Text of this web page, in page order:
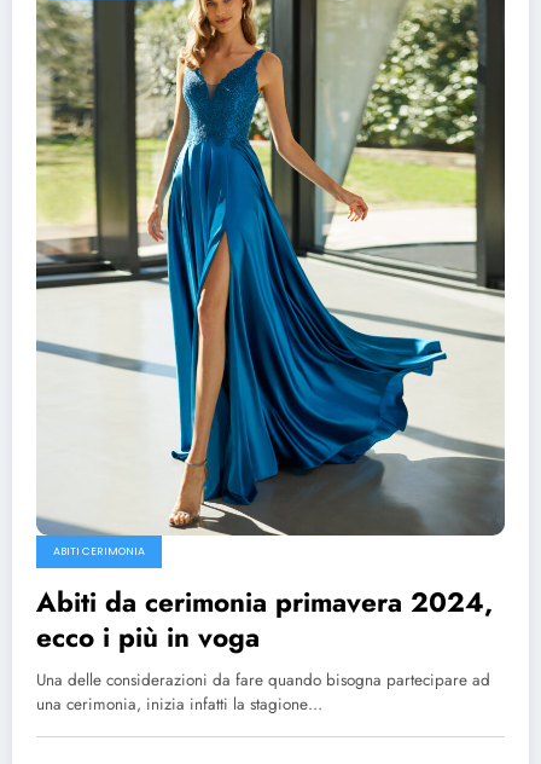
ABITI CERIMONIA
Abiti da cerimonia primavera 2024,
ecco i più in voga
Una delle considerazioni da fare quando bisogna partecipare ad
una cerimonia, inizia infatti la stagione…